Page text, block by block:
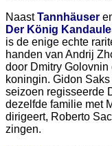
NaastTannhäuser
Der König
is de enige echte
handen van Andrij
door Dmitry
koningin. Gidon
seizoen regisseerde
dezelfde familie met
dirigeert, Roberto
zingen.